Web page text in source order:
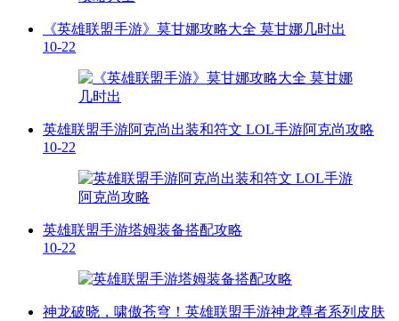
《英雄联盟手游》莫甘娜攻略大全 莫甘娜几时出
10-22
英雄联盟手游阿克尚出装和符文 LOL手游阿克尚攻略
10-22
英雄联盟手游塔姆装备搭配攻略
10-22
神龙破晓，啸傲苍穹！英雄联盟手游神龙尊者系列皮肤